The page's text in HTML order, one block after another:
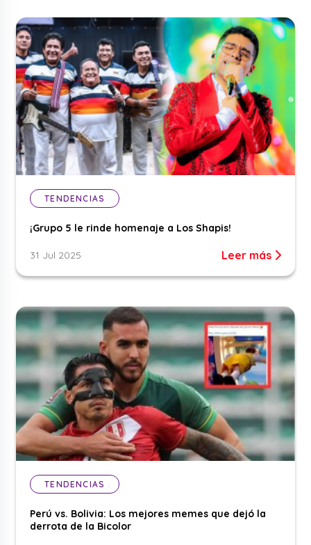
TENDENCIAS
¡Grupo 5 le rinde homenaje a Los Shapis!
31 Jul 2025 Leer más
TENDENCIAS
Perú vs. Bolivia: Los mejores memes que dejó la
derrota de la Bicolor